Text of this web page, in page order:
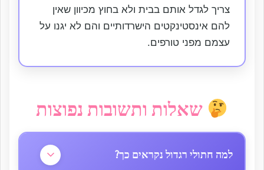
צריך לגדל אותם בבית ולא בחוץ מכיוון שאין
להם אינסטינקטים הישרדותיים והם לא יגנו על
עצמם מפני טורפים.
שאלות ותשובות נפוצות
למה חתולי רגדול נקראים כך?